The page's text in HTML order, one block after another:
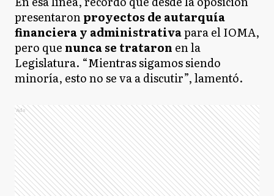
presentaronproyectos de autarquía
financiera y administrativapara el IOMA,
pero que nunca se trataron en la
Legislatura. “Mientras sigamos siendo
minoría, esto no se va a discutir”, lamentó.
Ads